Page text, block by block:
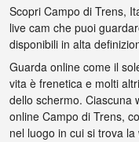
Scopri Campo di Trens,
live cam che puoi
disponibili in alta
Guarda online come il
vita è frenetica e molti
dello schermo. Ciascuna
online Campo di Trens,
nel luogo in cui si trova